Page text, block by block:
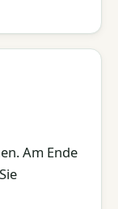
Am Ende